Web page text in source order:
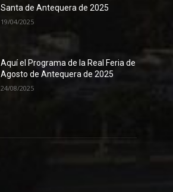
Santa de Antequera de 2025
19/04/2025
Aquí el Programa de la Real Feria de
Agosto de Antequera de 2025
24/08/2025